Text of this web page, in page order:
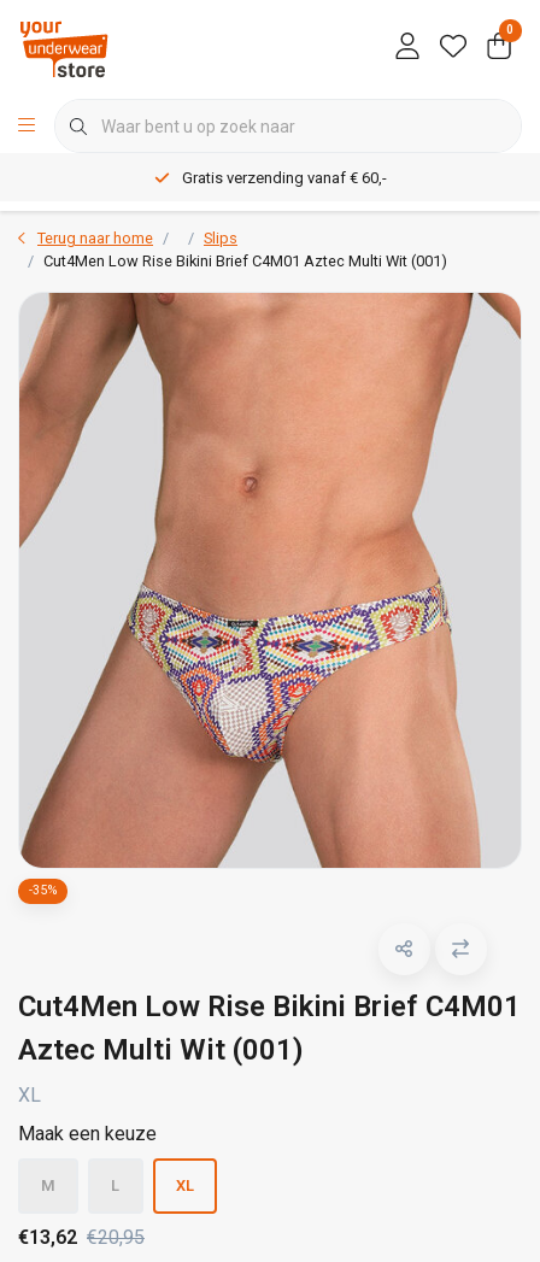
0
Gratis verzending vanaf € 60,-
Terug naar home
Slips
Cut4Men Low Rise Bikini Brief C4M01 Aztec Multi Wit (001)
-35%
Cut4Men Low Rise Bikini Brief C4M01
Aztec Multi Wit (001)
XL
Maak een keuze
M L XL
€13,62 €20,95